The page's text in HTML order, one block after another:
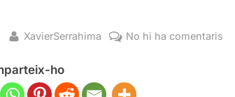
By
XavierSerrahima No hi ha comentaris
ho